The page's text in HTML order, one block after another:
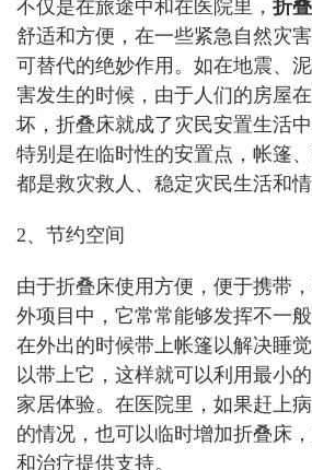
不仅是在旅途中和在医院里， 折
舒适和方便，在一些紧急自然灾
可替代的绝妙作用。如在地震、
害发生的时候，由于人们的房屋
坏，折叠床就成了灾民安置生活中
特别是在临时性的安置点，帐篷
都是救灾救人、稳定灾民生活和情
2、节约空间
由于折叠床使用方便，便于携带
外项目中，它常常能够发挥不一
在外出的时候带上帐篷以解决睡
以带上它，这样就可以利用最小
家居体验。在医院里，如果赶上
的情况，也可以临时增加折叠床
和治疗提供支持。